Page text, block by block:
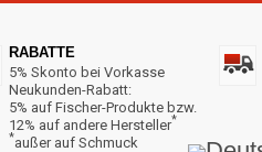
RABATTE
5% Skonto bei Vorkasse
Neukunden-Rabatt:
5% auf Fischer-Produkte bzw.
12% auf andere Hersteller*
*außer auf Schmuck